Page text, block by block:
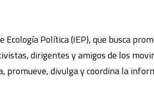
Política (IEP), que busca
dirigentes y amigos de los
promueve, divulga y coordina la